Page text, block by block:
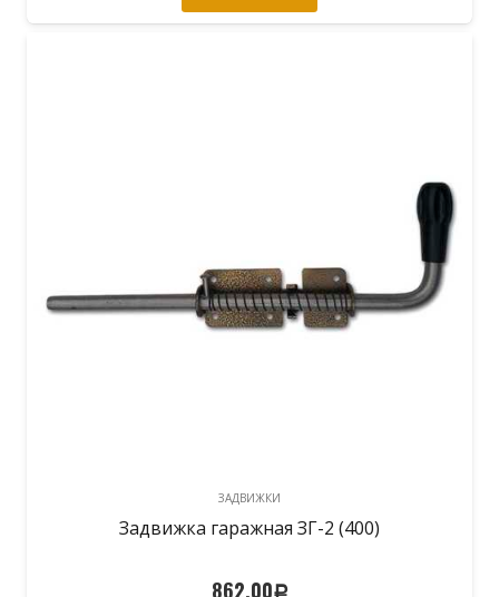
ЗАДВИЖКИ
Задвижка гаражная ЗГ-2 (400)
862,00Р